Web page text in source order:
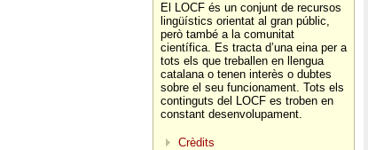
El LOCF és un conjunt de recursos
lingüístics orientat al gran públic,
però també a la comunitat
científica. Es tracta d’una eina per a
tots els que treballen en llengua
catalana o tenen interès o dubtes
sobre el seu funcionament. Tots els
continguts del LOCF es troben en
constant desenvolupament.
Crèdits